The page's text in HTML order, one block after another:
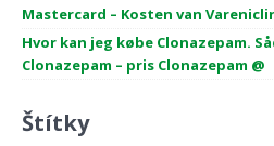
Mastercard – Kosten van
Hvor kan jeg købe Clonazepam.
Clonazepam – pris Clonazepam @
Štítky